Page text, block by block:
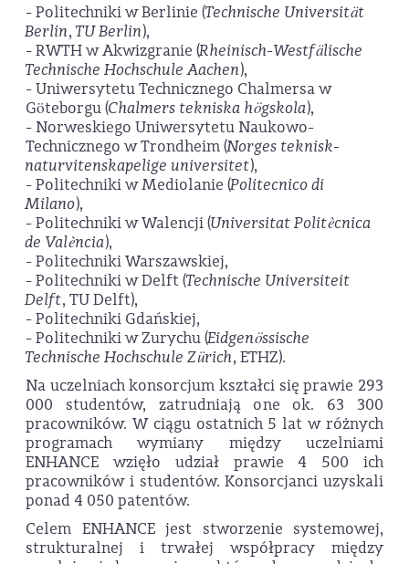
- Politechniki w Berlinie (Technische Universität
Berlin, TU Berlin),
- RWTH w Akwizgranie (Rheinisch-Westfälische
Technische Hochschule Aachen),
- Uniwersytetu Technicznego Chalmersa w
Göteborgu (Chalmers tekniska högskola),
- Norweskiego Uniwersytetu Naukowo-
Technicznego w Trondheim (Norges teknisk-
naturvitenskapelige universitet),
- Politechniki w Mediolanie (Politecnico di
Milano),
- Politechniki w Walencji (Universitat Politècnica
de València),
- Politechniki Warszawskiej,
- Politechniki w Delft (Technische Universiteit
Delft, TU Delft),
- Politechniki Gdańskiej,
- Politechniki w Zurychu (Eidgenössische
Technische Hochschule Zürich, ETHZ).
Na uczelniach konsorcjum kształci się prawie 293
000 studentów, zatrudniają one ok. 63 300
pracowników. W ciągu ostatnich 5 lat w różnych
programach wymiany między uczelniami
ENHANCE wzięło udział prawie 4 500 ich
pracowników i studentów. Konsorcjanci uzyskali
ponad 4 050 patentów.
Celem ENHANCE jest stworzenie systemowej,
strukturalnej i trwałej współpracy między